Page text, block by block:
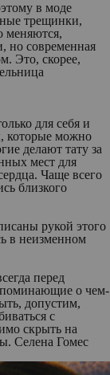
в моде
трещинки,
меняются,
но современная
Это, скорее,
для себя и
которые можно
делают тату за
мест для
Чаще всего
близкого
рукой этого
в неизменном
перед
о чем-
допустим,
с
скрыть на
Селена Гомес